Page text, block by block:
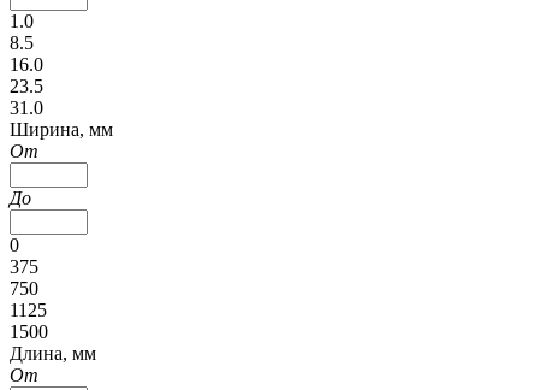
1.0
8.5
16.0
23.5
31.0
Ширина, мм
От
До
0
375
750
1125
1500
Длина, мм
От